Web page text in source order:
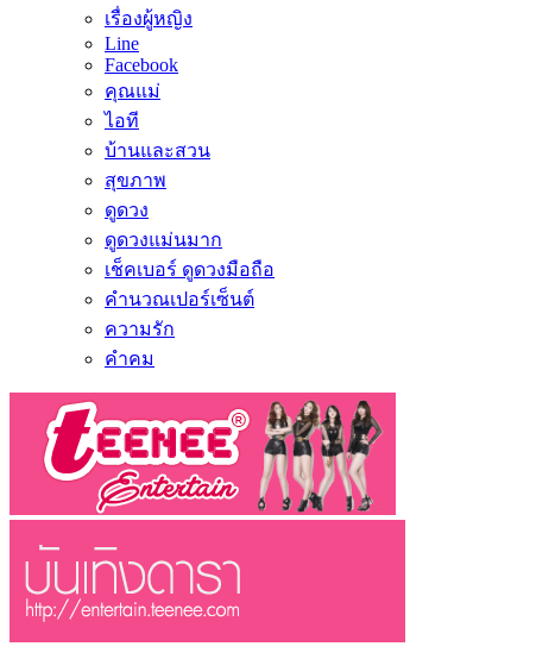
เรื่องผู้หญิง
Line
Facebook
คุณแม่
ไอที
บ้านและสวน
สุขภาพ
ดูดวง
ดูดวงแม่นมาก
เช็คเบอร์ ดูดวงมือถือ
คำนวณเปอร์เซ็นต์
ความรัก
คำคม